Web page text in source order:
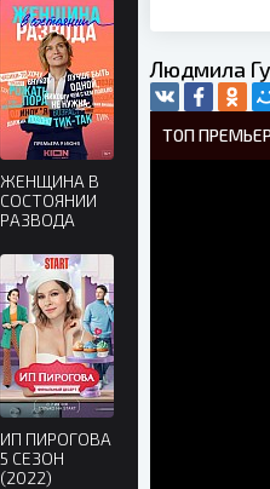
Людмила
ТОП ПРЕМЬЕР
ЖЕНЩИНА В
СОСТОЯНИИ
РАЗВОДА
ИП ПИРОГОВА
5 СЕЗОН
(2022)